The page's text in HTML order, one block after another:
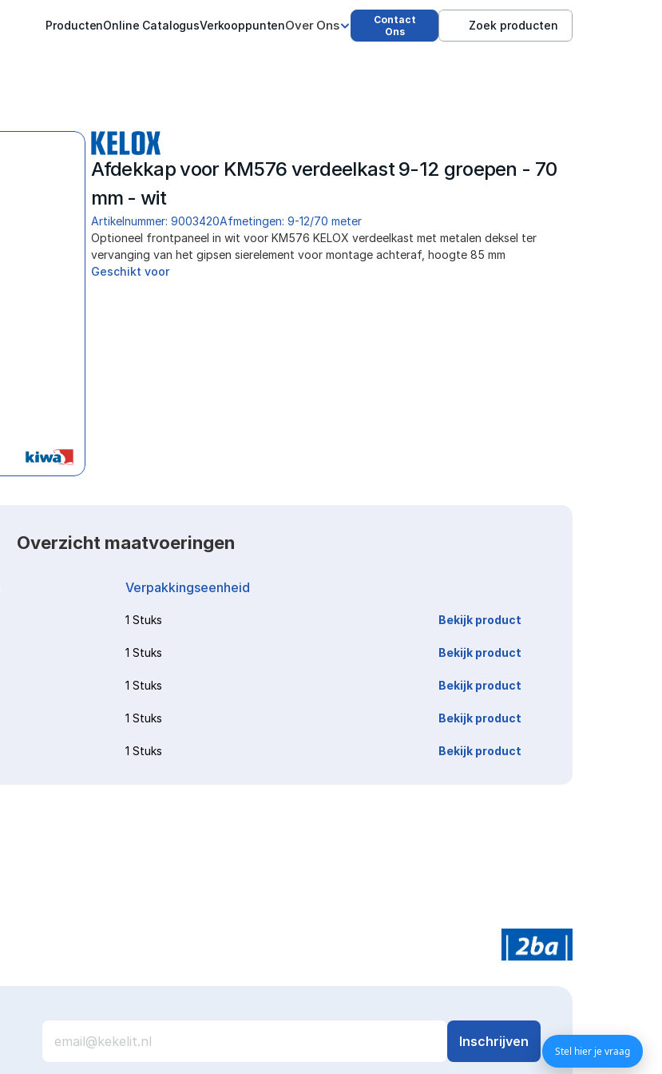
ProductenOnline CatalogusVerkooppuntenOver Ons
Contact
Ons
Zoek producten
Afdekkap voor KM576 verdeelkast 9-12 groepen - 70
mm - wit
Artikelnummer: 9003420Afmetingen: 9-12/70 meter
Optioneel frontpaneel in wit voor KM576 KELOX verdeelkast met metalen deksel ter
vervanging van het gipsen sierelement voor montage achteraf, hoogte 85 mm
Geschikt voor
Overzicht maatvoeringen
Verpakkingseenheid
1 Stuks Bekijk product
1 Stuks Bekijk product
1 Stuks Bekijk product
1 Stuks Bekijk product
1 Stuks Bekijk product
Stel hier je vraag